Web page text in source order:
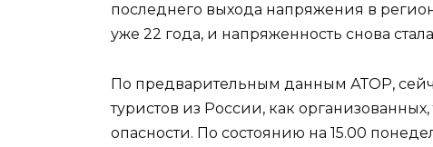
последнего выхода напряжения в
уже 22 года, и напряженность снова
По предварительным данным АТОР,
туристов из России, как
опасности. По состоянию на 15.00